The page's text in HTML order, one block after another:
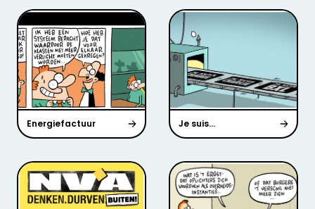
Energiefactuur Je suis…